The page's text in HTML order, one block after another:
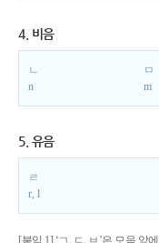
4. 비음
ㄴ
n
ㅁ
m
5. 유음
ㄹ
r, l
[붙임 1] ‘ㄱ, ㄷ, ㅂ’은 모음 앞